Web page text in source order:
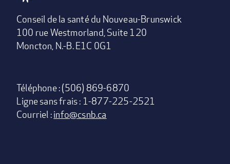
Conseil de la santé du Nouveau-Brunswick
100 rue Westmorland, Suite 120
Moncton, N.-B. E1C 0G1
Téléphone : (506) 869-6870
Ligne sans frais : 1-877-225-2521
Courriel :info@csnb.ca